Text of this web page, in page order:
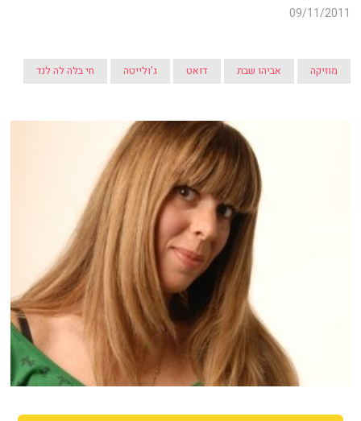
09/11/2011
מוזיקה אביהו שבת דואט ג'ולייטה חי בלה לה לנד